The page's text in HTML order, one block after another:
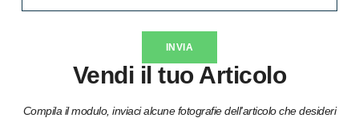
INVIA
Vendi il tuo Articolo
Compila il modulo, inviaci alcune fotografie dell'articolo che desideri